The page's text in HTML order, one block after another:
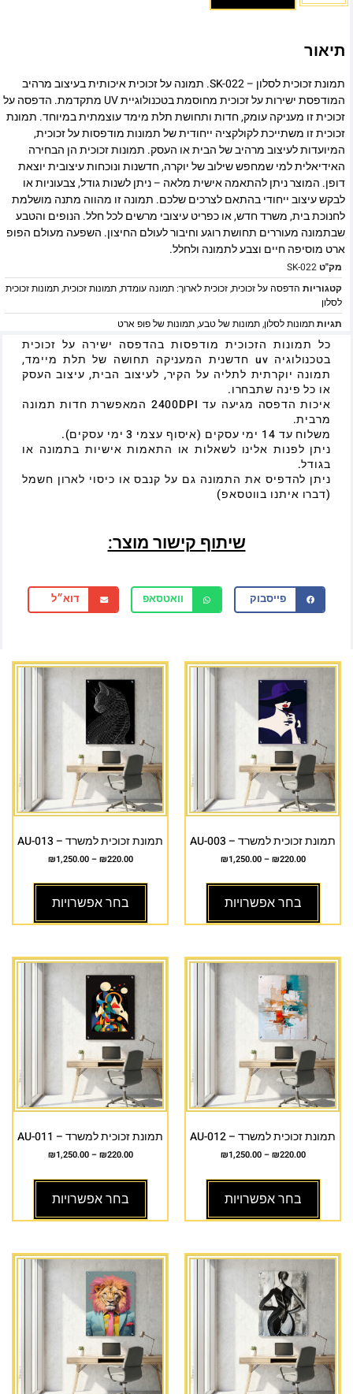
תיאור
תמונת זכוכית לסלון – SK-022. תמונה על זכוכית איכותית בעיצוב מרהיב
המודפסת ישירות על זכוכית מחוסמת בטכנולוגיית UV מתקדמת. הדפסה על
זכוכית זו מעניקה עומק, חדות ותחושת תלת מימד עוצמתית במיוחד. תמונת
זכוכית זו משתייכת לקולקציה ייחודית של תמונות מודפסות על זכוכית,
המיועדות לעיצוב מרהיב של הבית או העסק. תמונות זכוכית הן הבחירה
האידיאלית למי שמחפש שילוב של יוקרה, חדשנות ונוכחות עיצובית יוצאת
דופן. המוצר ניתן להתאמה אישית מלאה – ניתן לשנות גודל, צבעוניות או
לבקש עיצוב ייחודי בהתאם לצרכים שלכם. תמונה זו מהווה מתנה מושלמת
לחנוכת בית, משרד חדש, או כפריט עיצובי מרשים לכל חלל. הנופים והטבע
שבתמונה מעוררים תחושת רוגע וחיבור לעולם החיצון. השפעה מעולם הפופ
ארט מוסיפה חיים וצבע לתמונה ולחלל.
מק"טSK-022
קטגוריות הדפסה על זכוכית,זכוכית לארוך: תמונה עומדת,תמונות זכוכית,תמונות זכוכית
לסלון
תגיותתמונות לסלון,תמונות של טבע,תמונות של פופ ארט
כל תמונות הזכוכית מודפסות בהדפסה ישירה על זכוכית
בטכנולוגיה uv חדשנית המעניקה תחושה של תלת מיימד,
תמונה יוקרתית לתליה על הקיר, לעיצוב הבית, עיצוב העסק
או כל פינה שתבחרו.
איכות הדפסה מגיעה עד 2400DPI המאפשרת חדות תמונה
מרבית.
משלוח עד 14 ימי עסקים (איסוף עצמי 3 ימי עסקים).
ניתן לפנות אלינו לשאלות או התאמות אישיות בתמונה או
בגודל.
ניתן להדפיס את התמונה גם על קנבס או כיסוי לארון חשמל
(דברו איתנו בווטסאפ)
שיתוף קישור מוצר:
פייסבוק וואטסאפ דוא״ל
תמונת זכוכית למשרד – AU-003
₪220.00
–
₪1,250.00
בחר אפשרויות
תמונת זכוכית למשרד – AU-013
₪220.00
–
₪1,250.00
בחר אפשרויות
תמונת זכוכית למשרד – AU-012
₪220.00
–
₪1,250.00
בחר אפשרויות
תמונת זכוכית למשרד – AU-011
₪220.00
–
₪1,250.00
בחר אפשרויות